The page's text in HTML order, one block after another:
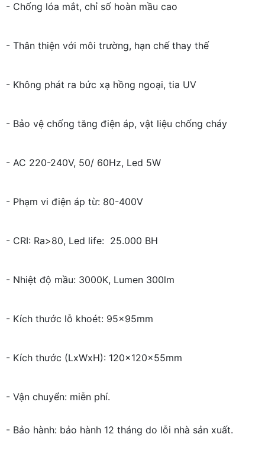
- Chống lóa mắt, chỉ số hoàn mầu cao
- Thân thiện với môi trường, hạn chế thay thế
- Không phát ra bức xạ hồng ngoại, tia UV
- Bảo vệ chống tăng điện áp, vật liệu chống cháy
- AC 220-240V, 50/ 60Hz, Led 5W
- Phạm vi điện áp từ: 80-400V
- CRI: Ra>80, Led life: 25.000 BH
- Nhiệt độ mầu: 3000K, Lumen 300lm
- Kích thước lỗ khoét: 95x95mm
- Kích thước (LxWxH): 120x120x55mm
- Vận chuyển: miễn phí.
- Bảo hành: bảo hành 12 tháng do lỗi nhà sản xuất.